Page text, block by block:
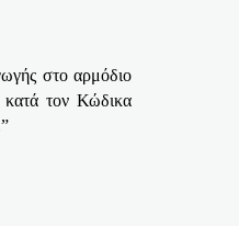
στο αρμόδιο
κατά τον Κώδικα